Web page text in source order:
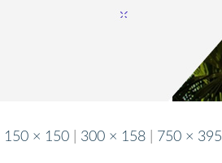
150 × 150 300 × 158 750 × 395